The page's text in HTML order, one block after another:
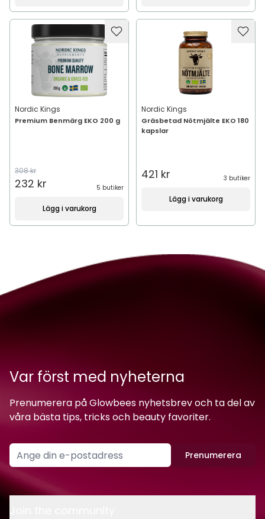
Nordic Kings
Premium Benmärg EKO 200 g
308 kr
232 kr 5 butiker
Lägg i varukorg
Nordic Kings
Gräsbetad Nötmjälte EKO 180
kapslar
421 kr 3 butiker
Lägg i varukorg
Var först med nyheterna
Prenumerera på Glowbees nyhetsbrev och ta del av
våra bästa tips, tricks och beauty favoriter.
Prenumerera